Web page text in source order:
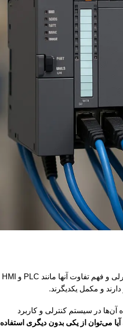
و فهم تفاوت آنها مانند PLC و HMI
و مکمل یکدیگرند.
آن‌ها در سیستم کنترلی و کاربرد
آیا می‌توان از یکی بدون دیگری استفاده